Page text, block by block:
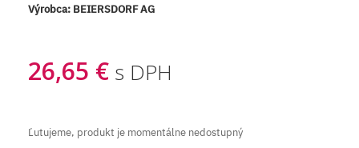
Výrobca: BEIERSDORF AG
26,65 € s DPH
Ľutujeme, produkt je momentálne nedostupný